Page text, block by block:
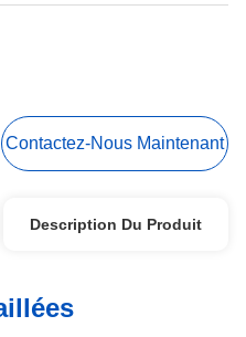
Contactez-Nous Maintenant
Description Du Produit